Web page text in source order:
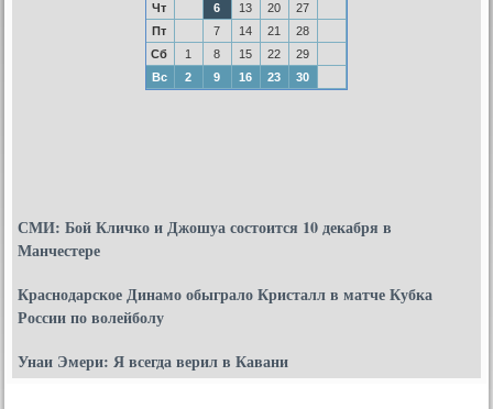
Чт
6 13 20
27
Пт
7 14 21
28
Сб
1 8 15 22
29
Вс
2 9 16 23 30
СМИ: Бой Кличко и Джошуа состоится 10 декабря в
Манчестере
Краснодарское Динамо обыграло Кристалл в матче Кубка
России по волейболу
Унаи Эмери: Я всегда верил в Кавани